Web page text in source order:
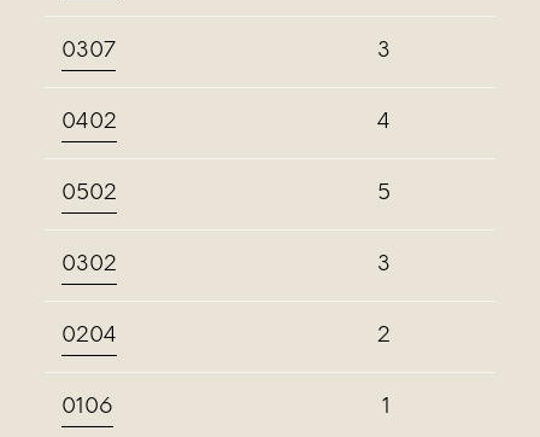
0307 3
0402 4
0502 5
0302 3
0204 2
0106 1